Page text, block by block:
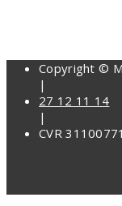
Copyright ©
|
27 12 11 14
|
CVR 31100771